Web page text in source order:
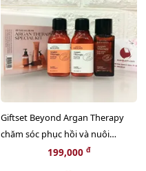
Giftset Beyond Argan Therapy
chăm sóc phục hồi và nuôi
dưỡng tóc chắc khỏe, mini 3sp
199,000 đ